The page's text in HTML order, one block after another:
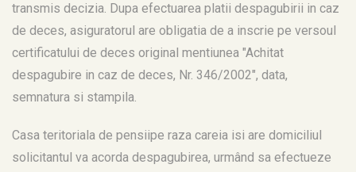
transmis decizia. Dupa efectuarea platii despagubirii in caz
de deces, asiguratorul are obligatia de a inscrie pe versoul
certificatului de deces original mentiunea "Achitat
despagubire in caz de deces, Nr. 346/2002″, data,
semnatura si stampila.
Casa teritoriala de pensiipe raza careia isi are domiciliul
solicitantul va acorda despagubirea, urmând sa efectueze